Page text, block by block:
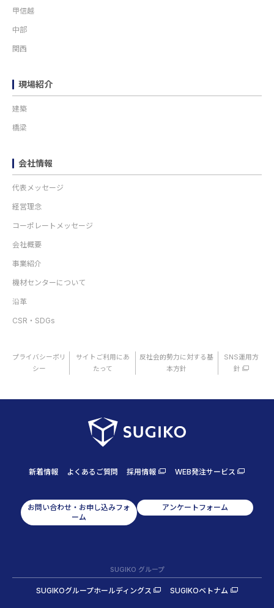
甲信越
中部
関西
現場紹介
建築
橋梁
会社情報
代表メッセージ
経営理念
コーポレートメッセージ
会社概要
事業紹介
機材センターについて
沿革
CSR・SDGs
プライバシーポリ
シー
サイトご利用にあ
たって
反社会的勢力に対する基
本方針
SNS運用方
針
新着情報 よくあるご質問 採用情報 WEB発注サービス
お問い合わせ・お申し込みフォ
ーム
アンケートフォーム
SUGIKO グループ
SUGIKOグループホールディングス SUGIKOベトナム